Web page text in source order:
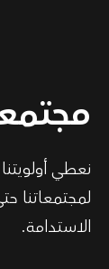
نعطي
لمجتمعاتنا
الاستدامة.